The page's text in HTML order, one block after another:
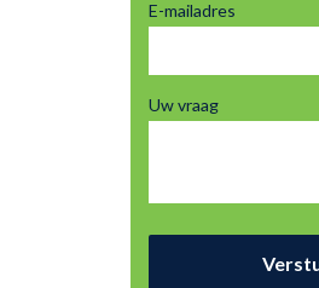
E-mailadres
Uw vraag